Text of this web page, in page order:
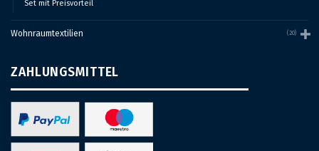
Set mit Preisvorteil
Wohnraumtextilien (20)
ZAHLUNGSMITTEL